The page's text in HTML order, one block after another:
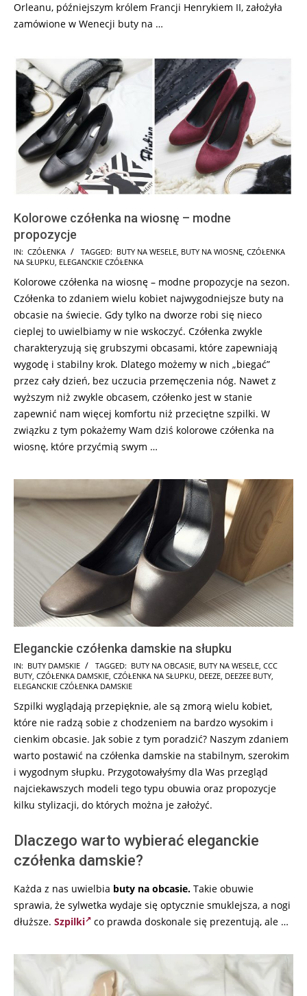
Orleanu, późniejszym królem Francji Henrykiem II, założyła
zamówione w Wenecji buty na …
Kolorowe czółenka na wiosnę – modne
propozycje
2025-
09-
10
IN: CZÓŁENKA TAGGED: BUTY NA WESELE, BUTY NA WIOSNĘ, CZÓŁENKA
NA SŁUPKU, ELEGANCKIE CZÓŁENKA
Kolorowe czółenka na wiosnę – modne propozycje na sezon.
Czółenka to zdaniem wielu kobiet najwygodniejsze buty na
obcasie na świecie. Gdy tylko na dworze robi się nieco
cieplej to uwielbiamy w nie wskoczyć. Czółenka zwykle
charakteryzują się grubszymi obcasami, które zapewniają
wygodę i stabilny krok. Dlatego możemy w nich „biegać”
przez cały dzień, bez uczucia przemęczenia nóg. Nawet z
wyższym niż zwykle obcasem, czółenko jest w stanie
zapewnić nam więcej komfortu niż przeciętne szpilki. W
związku z tym pokażemy Wam dziś kolorowe czółenka na
wiosnę, które przyćmią swym …
Eleganckie czółenka damskie na słupku
2025-
07-
IN: BUTY DAMSKIE TAGGED: BUTY NA OBCASIE BUTY NA WESELE CCC
BUTY CZÓŁENKA DAMSKIE CZÓŁENKA NA SŁUPKU DEEZE DEEZEE BUTY
ELEGANCKIE CZÓŁENKA DAMSKIE
Szpilki wyglądają przepięknie, ale są zmorą wielu kobiet,
które nie radzą sobie z chodzeniem na bardzo wysokim i
cienkim obcasie. Jak sobie z tym poradzić? Naszym zdaniem
warto postawić na czółenka damskie na stabilnym, szerokim
i wygodnym słupku. Przygotowałyśmy dla Was przegląd
najciekawszych modeli tego typu obuwia oraz propozycje
kilku stylizacji, do których można je założyć.
Dlaczego warto wybierać eleganckie
czółenka damskie?
Każda z nas uwielbia buty na obcasie. Takie obuwie
sprawia, że sylwetka wydaje się optycznie smuklejsza, a nogi
dłuższe. Szpilki co prawda doskonale się prezentują, ale …